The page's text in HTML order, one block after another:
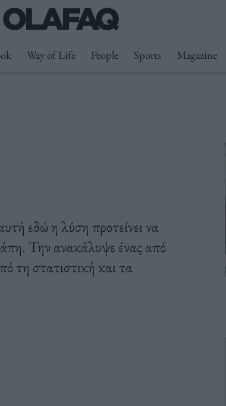
Way of Life People Sports Magazine
εδώ η λύση προτείνει να
Την ανακάλυψε ένας από
τη στατιστική και τα